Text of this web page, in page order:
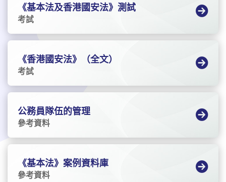
《基本法及香港國安法》測試
考試
《香港國安法》（全文）
考試
公務員隊伍的管理
參考資料
《基本法》案例資料庫
參考資料